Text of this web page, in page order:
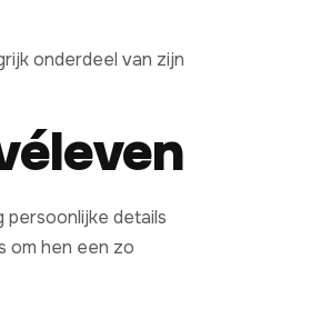
onderdeel van zijn
persoonlijke details
om hen een zo